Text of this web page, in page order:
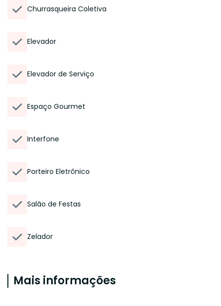
Churrasqueira Coletiva
Elevador
Elevador de Serviço
Espaço Gourmet
Interfone
Porteiro Eletrônico
Salão de Festas
Zelador
Mais informações